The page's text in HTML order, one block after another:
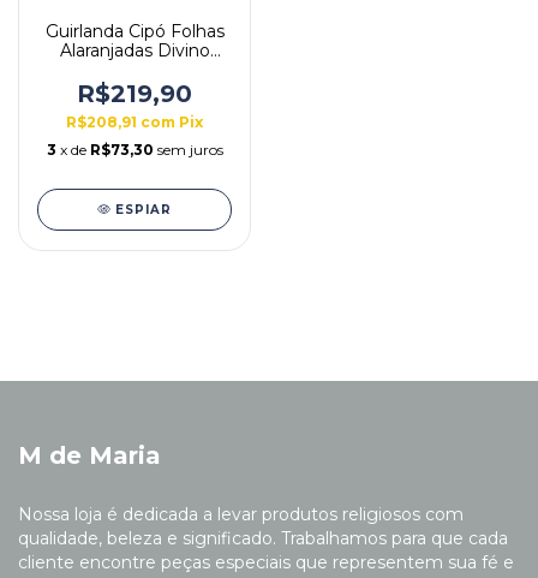
Guirlanda Cipó Folhas
Alaranjadas Divino
R$219,90
R$208,91 com Pix
3 x de R$73,30 sem juros
ESPIAR
M de Maria
Nossa loja é dedicada a levar produtos religiosos com
qualidade, beleza e significado. Trabalhamos para que cada
cliente encontre peças especiais que representem sua fé e